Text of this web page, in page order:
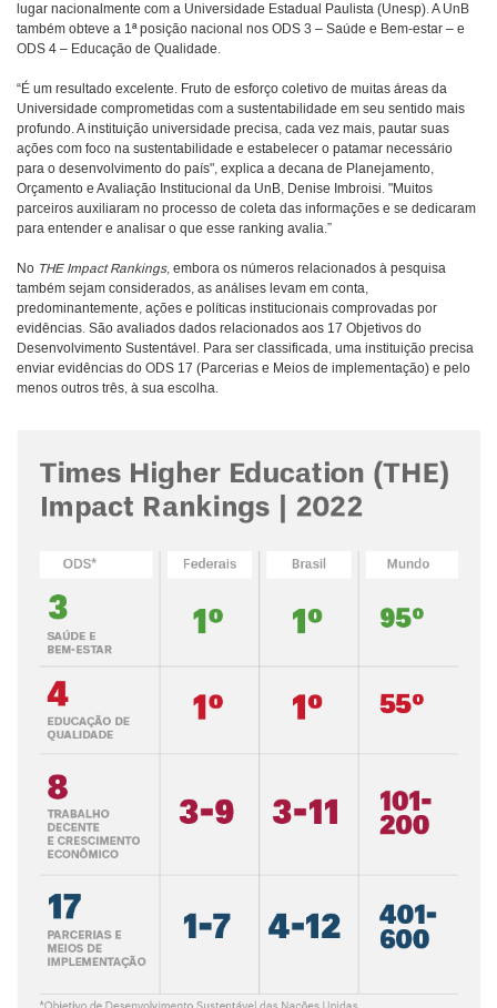
lugar nacionalmente com a Universidade Estadual Paulista (Unesp). A UnB
também obteve a 1ª posição nacional nos ODS 3 – Saúde e Bem-estar – e
ODS 4 – Educação de Qualidade.
“É um resultado excelente. Fruto de esforço coletivo de muitas áreas da
Universidade comprometidas com a sustentabilidade em seu sentido mais
profundo. A instituição universidade precisa, cada vez mais, pautar suas
ações com foco na sustentabilidade e estabelecer o patamar necessário
para o desenvolvimento do país", explica a decana de Planejamento,
Orçamento e Avaliação Institucional da UnB, Denise Imbroisi. "Muitos
parceiros auxiliaram no processo de coleta das informações e se dedicaram
para entender e analisar o que esse ranking avalia.”
No THE Impact Rankings, embora os números relacionados à pesquisa
também sejam considerados, as análises levam em conta,
predominantemente, ações e políticas institucionais comprovadas por
evidências. São avaliados dados relacionados aos 17 Objetivos do
Desenvolvimento Sustentável. Para ser classificada, uma instituição precisa
enviar evidências do ODS 17 (Parcerias e Meios de implementação) e pelo
menos outros três, à sua escolha.